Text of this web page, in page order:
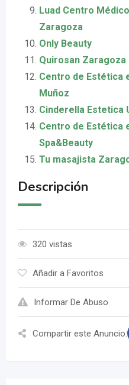
Luad Centro
Zaragoza
Only Beauty
Quirosan Zaragoza
Centro de Estética
Muñoz
Cinderella Estetica
Centro de Estética
Spa&Beauty
Tu masajista
Descripción
320 vistas
Añadir a Favoritos
Informar De Abuso
Compartir este Anuncio: